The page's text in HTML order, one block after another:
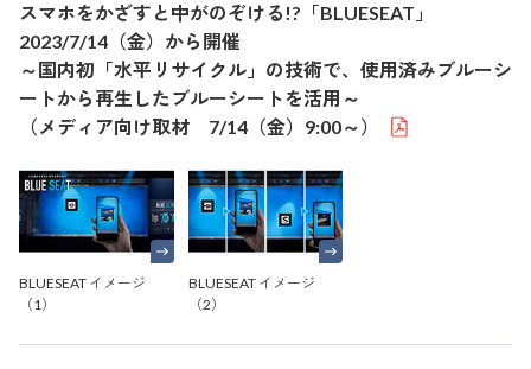
スマホをかざすと中がのぞける!?「BLUESEAT」
2023/7/14（金）から開催
～国内初「水平リサイクル」の技術で、使用済みブルーシ
ートから再生したブルーシートを活用～
（メディア向け取材 7/14（金）9:00～）
BLUESEAT イメージ
（1）
BLUESEAT イメージ
（2）